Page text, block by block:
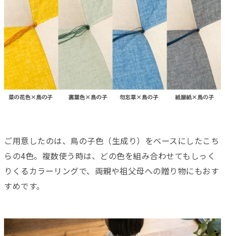
ご用意したのは、鳥の子色（生成り）をベースにしたこち
らの4色。複数使う時は、どの色を組み合わせてもしっく
りくるカラーリングで、両親や祖父母への贈り物にもおす
すめです。